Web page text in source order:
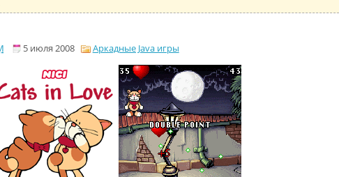
5 июля 2008 Аркадные Java игры